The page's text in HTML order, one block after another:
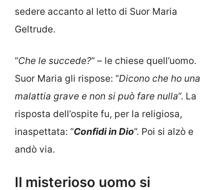
sedere accanto al letto di Suor Maria
Geltrude.
“Che le succede?” – le chiese quell’uomo.
Suor Maria gli rispose: “Dicono che ho una
malattia grave e non si può fare nulla”. La
risposta dell’ospite fu, per la religiosa,
inaspettata: “Confidi in Dio”. Poi si alzò e
andò via.
Il misterioso uomo si